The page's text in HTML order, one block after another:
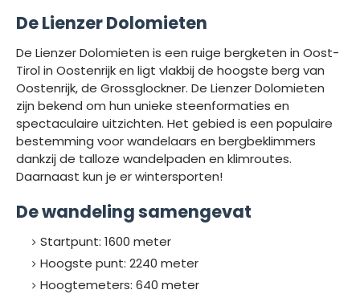
De Lienzer Dolomieten
De Lienzer Dolomieten is een ruige bergketen in Oost-
Tirol in Oostenrijk en ligt vlakbij de hoogste berg van
Oostenrijk, de Grossglockner. De Lienzer Dolomieten
zijn bekend om hun unieke steenformaties en
spectaculaire uitzichten. Het gebied is een populaire
bestemming voor wandelaars en bergbeklimmers
dankzij de talloze wandelpaden en klimroutes.
Daarnaast kun je er wintersporten!
De wandeling samengevat
Startpunt: 1600 meter
Hoogste punt: 2240 meter
Hoogtemeters: 640 meter